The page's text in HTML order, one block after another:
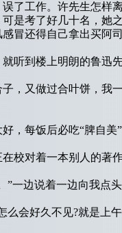
了工作。许先生怎样
是考了好几十名，她
感冒还得自己拿出买
到楼上明朗的鲁迅先
又做过合叶饼，我一
每饭后必吃“脾自美”
对着一本别人的著作
边说着一边向我点头
会好久不见?就是上